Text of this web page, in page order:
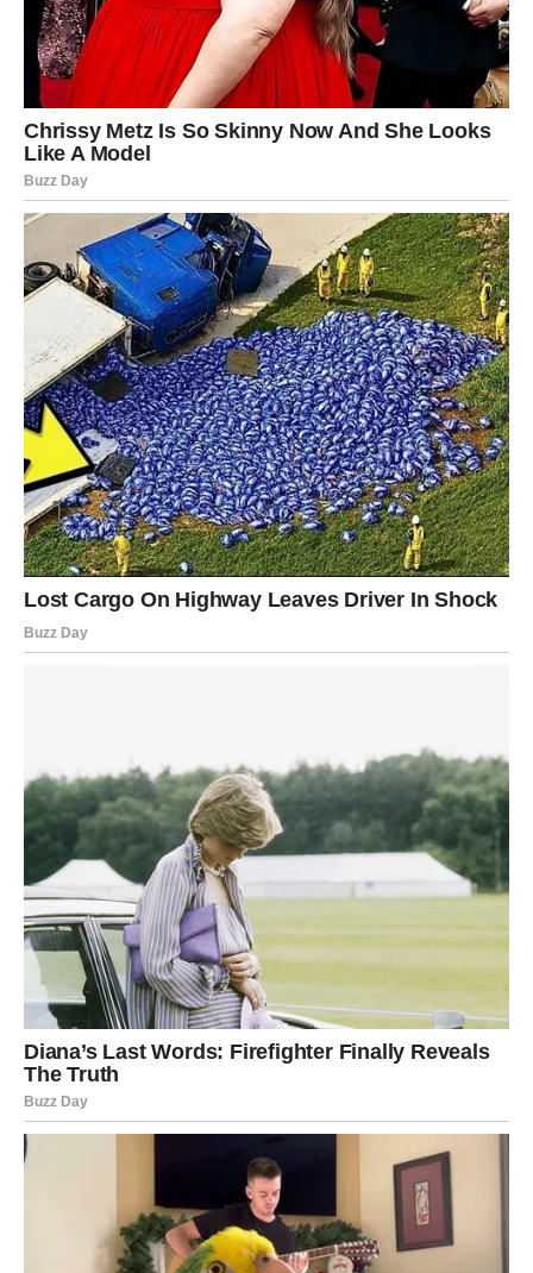
Najveće promene dolaze kroz ljubav i emocije. Neko iz
prošlosti mogao bi da se vrati sa iskrenim namerama i
željom da popravi greške. Međutim, mnoge Škorpije će
shvatiti da sada imaju mnogo veću vrednost nego ranije i
da više ne pristaju na polovične odnose.
Za slobodne pripadnike ovog znaka dolazi sudbinski
susret. Biće dovoljno samo nekoliko trenutaka da osete
neverovatnu povezanost sa jednom osobom.
Ali nije samo ljubav ono što ih očekuje.
Škorpijama stiže i velika poslovna sreća. Moguće su
promene koje će ih potpuno iznenaditi – novi projekti,
unapređenje ili prilika koja menja njihovu finansijsku
budućnost.
Ono što će posebno obeležiti ovaj period jeste osećaj
moći. Škorpija će konačno shvatiti koliko vredi i prestaće
da se bori za ljude koji nisu umeli da je cene.
DEVICA – POSLE SUZA STIŽE
PERIOD O KOME SU MAŠTALI!
Device su dugo bile među onima koji su više brinuli o
drugima nego o sebi. Uvek spremne da pomognu,
saslušaju i budu podrška, često su ostajale bez energije i
bez pravog uzvraćanja.
Ali univerzum nije zaboravio njihovu dobrotu.
Od 20. maja Device ulaze u period ogromnih promena
koje će im vratiti veru u sreću.
Mnogi pripadnici ovog znaka doživeće neočekivani
uspeh. Ono što su dugo planirali konačno počinje da se